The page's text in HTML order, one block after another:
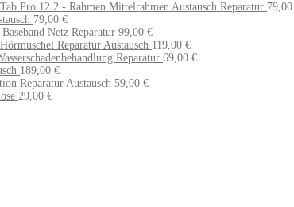
Pro 12.2 - Rahmen Mittelrahmen Austausch Reparatur
79,00 €
Netz Reparatur 99,00 €
Reparatur Austausch 119,00 €
Reparatur 69,00 €
189,00 €
Reparatur Austausch 59,00 €
29,00 €